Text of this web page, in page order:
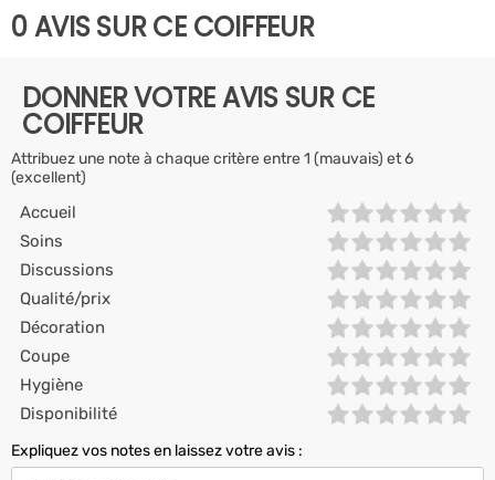
0 AVIS SUR CE COIFFEUR
DONNER VOTRE AVIS SUR CE
COIFFEUR
Attribuez une note à chaque critère entre 1 (mauvais) et 6
(excellent)
Accueil
Soins
Discussions
Qualité/prix
Décoration
Coupe
Hygiène
Disponibilité
Expliquez vos notes en laissez votre avis :